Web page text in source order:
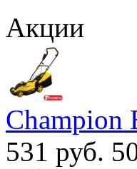
Акции
Champion
531 руб.